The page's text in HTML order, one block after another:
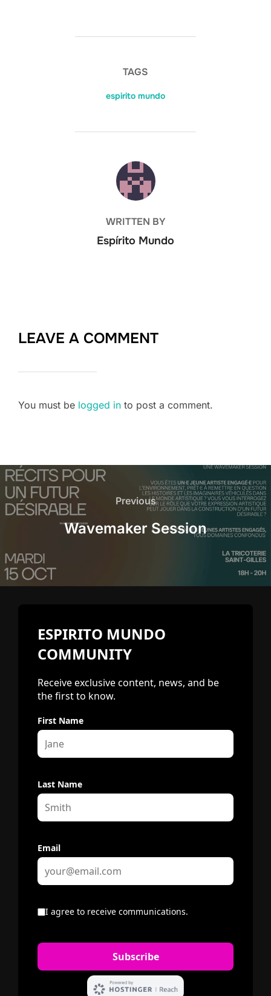
TAGS
espirito mundo
POST AUTHOR
WRITTEN BY
Espírito Mundo
LEAVE A COMMENT
You must be logged in to post a comment.
Post
navigation
Previous
Previous
Wavemaker Session